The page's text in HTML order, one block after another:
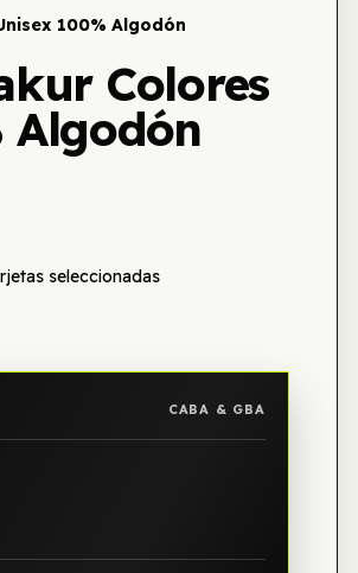
100% Algodón
Colores
Algodón
seleccionadas
CABA & GBA